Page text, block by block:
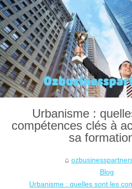
Urbanisme :
compétences clés à
sa
Blog
Urbanisme : quelles sont les